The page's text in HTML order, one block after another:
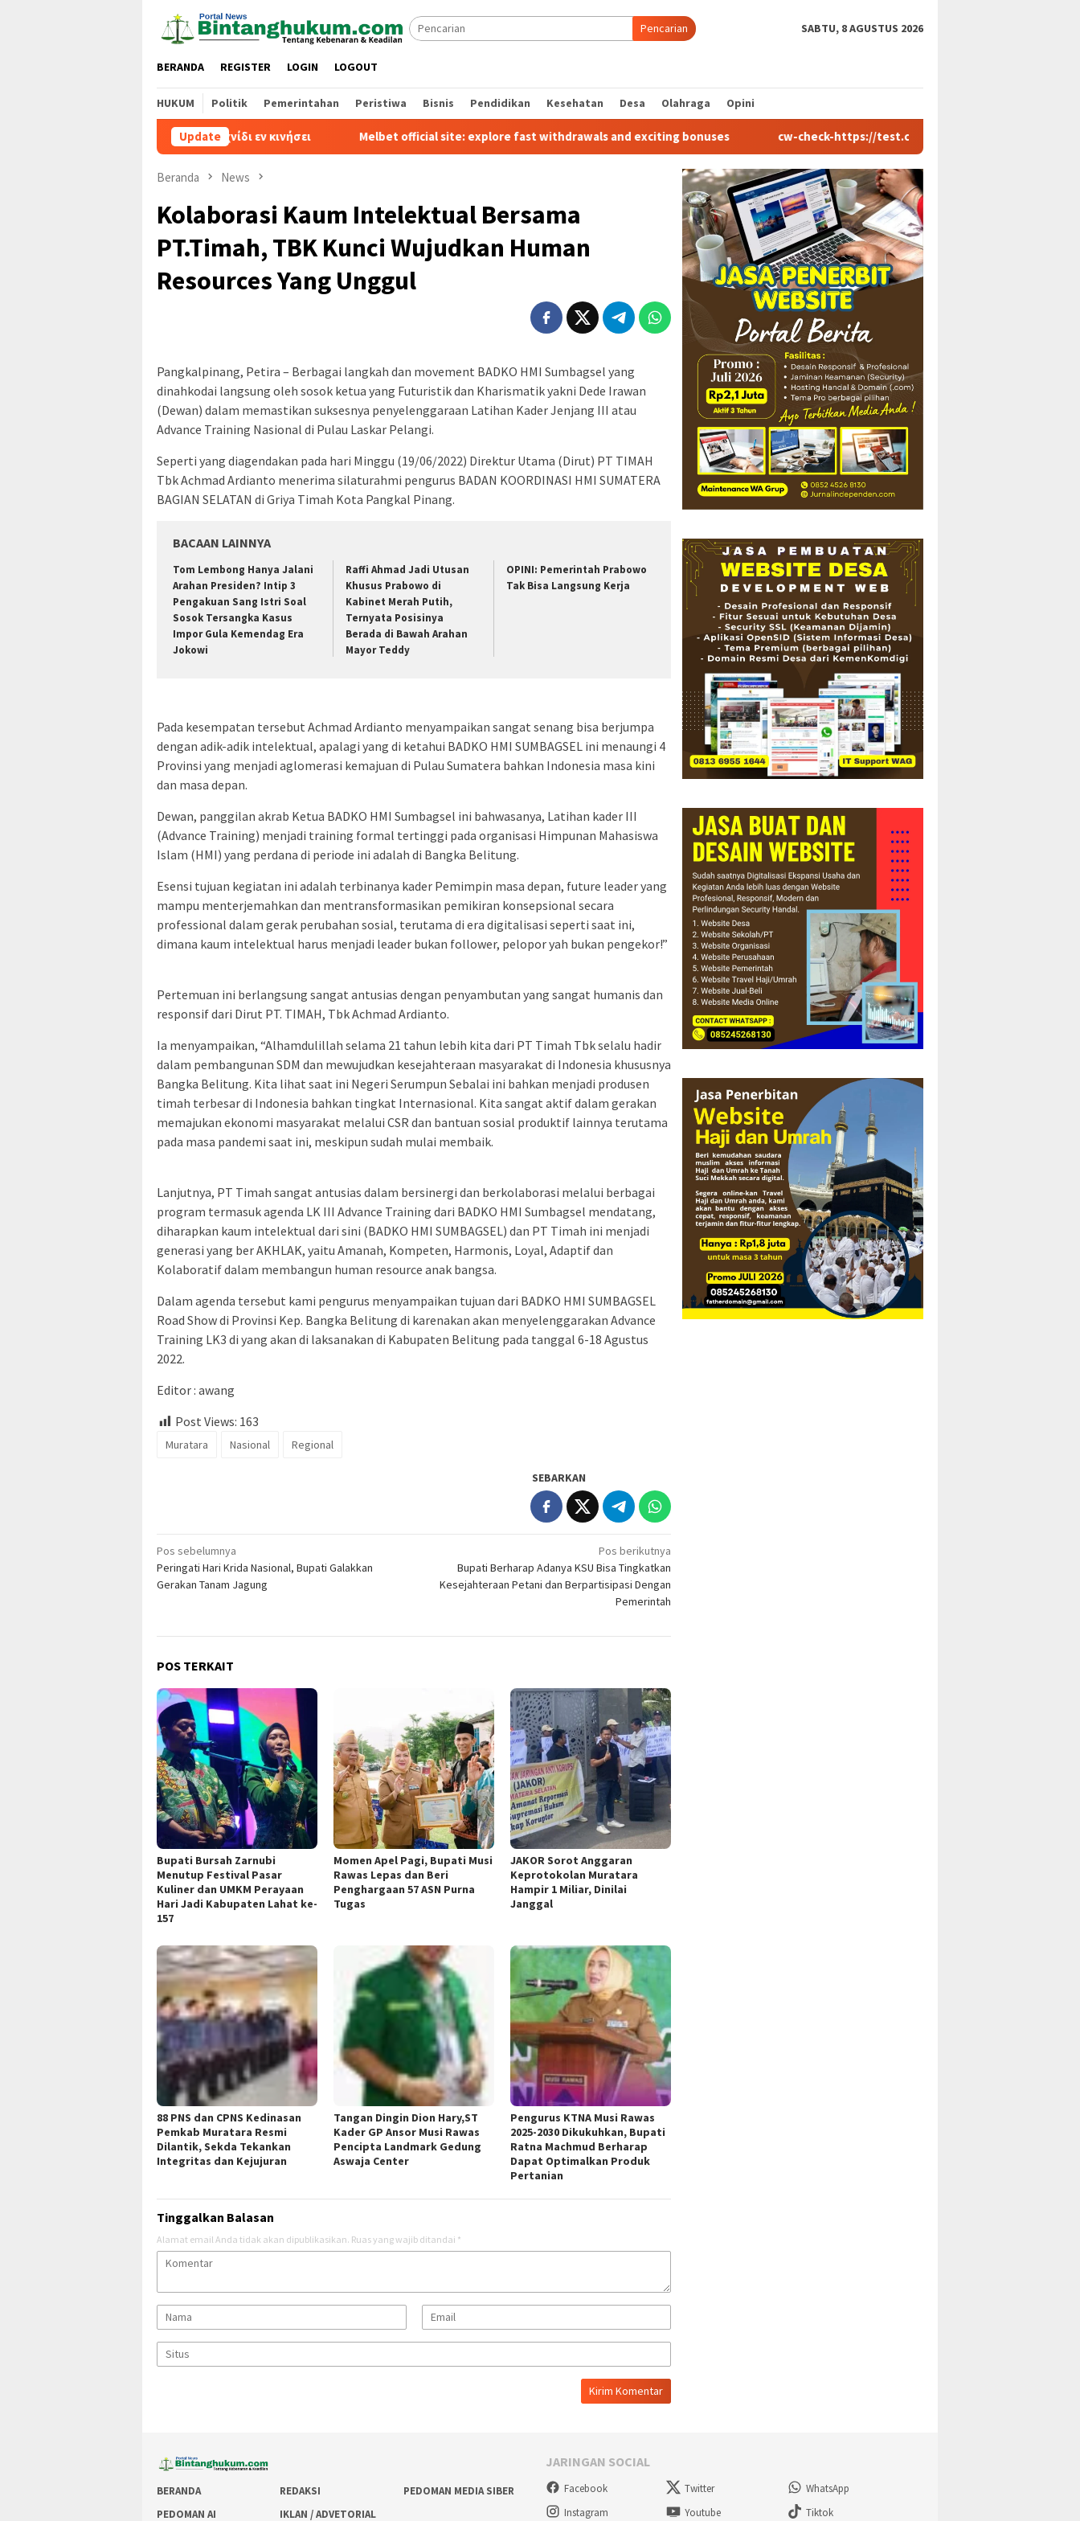
konten
Pencarian SABTU, 8 AGUSTUS 2026
BERANDA REGISTER LOGIN LOGOUT
HUKUM Politik Pemerintahan Peristiwa Bisnis Pendidikan Kesehatan Desa Olahraga Opini
Update
εύκολη πρόσβαση και παιχνίδι εν κινήσει Melbet official site: explore fast withdrawals and exciting bonuses cw-check-https://test.com/
Beranda News
Kolaborasi Kaum Intelektual Bersama
PT.Timah, TBK Kunci Wujudkan Human
Resources Yang Unggul
Pangkalpinang, Petira – Berbagai langkah dan movement BADKO HMI Sumbagsel yang
dinahkodai langsung oleh sosok ketua yang Futuristik dan Kharismatik yakni Dede Irawan
(Dewan) dalam memastikan suksesnya penyelenggaraan Latihan Kader Jenjang III atau
Advance Training Nasional di Pulau Laskar Pelangi.
Seperti yang diagendakan pada hari Minggu (19/06/2022) Direktur Utama (Dirut) PT TIMAH
Tbk Achmad Ardianto menerima silaturahmi pengurus BADAN KOORDINASI HMI SUMATERA
BAGIAN SELATAN di Griya Timah Kota Pangkal Pinang.
BACAAN LAINNYA
Tom Lembong Hanya Jalani
Arahan Presiden? Intip 3
Pengakuan Sang Istri Soal
Sosok Tersangka Kasus
Impor Gula Kemendag Era
Jokowi
Raffi Ahmad Jadi Utusan
Khusus Prabowo di
Kabinet Merah Putih,
Ternyata Posisinya
Berada di Bawah Arahan
Mayor Teddy
OPINI: Pemerintah Prabowo
Tak Bisa Langsung Kerja
Pada kesempatan tersebut Achmad Ardianto menyampaikan sangat senang bisa berjumpa
dengan adik-adik intelektual, apalagi yang di ketahui BADKO HMI SUMBAGSEL ini menaungi 4
Provinsi yang menjadi aglomerasi kemajuan di Pulau Sumatera bahkan Indonesia masa kini
dan masa depan.
Dewan, panggilan akrab Ketua BADKO HMI Sumbagsel ini bahwasanya, Latihan kader III
(Advance Training) menjadi training formal tertinggi pada organisasi Himpunan Mahasiswa
Islam (HMI) yang perdana di periode ini adalah di Bangka Belitung.
Esensi tujuan kegiatan ini adalah terbinanya kader Pemimpin masa depan, future leader yang
mampu menterjemahkan dan mentransformasikan pemikiran konsepsional secara
professional dalam gerak perubahan sosial, terutama di era digitalisasi seperti saat ini,
dimana kaum intelektual harus menjadi leader bukan follower, pelopor yah bukan pengekor!”
Pertemuan ini berlangsung sangat antusias dengan penyambutan yang sangat humanis dan
responsif dari Dirut PT. TIMAH, Tbk Achmad Ardianto.
Ia menyampaikan, “Alhamdulillah selama 21 tahun lebih kita dari PT Timah Tbk selalu hadir
dalam pembangunan SDM dan mewujudkan kesejahteraan masyarakat di Indonesia khususnya
Bangka Belitung. Kita lihat saat ini Negeri Serumpun Sebalai ini bahkan menjadi produsen
timah terbesar di Indonesia bahkan tingkat Internasional. Kita sangat aktif dalam gerakan
memajukan ekonomi masyarakat melalui CSR dan bantuan sosial produktif lainnya terutama
pada masa pandemi saat ini, meskipun sudah mulai membaik.
Lanjutnya, PT Timah sangat antusias dalam bersinergi dan berkolaborasi melalui berbagai
program termasuk agenda LK III Advance Training dari BADKO HMI Sumbagsel mendatang,
diharapkan kaum intelektual dari sini (BADKO HMI SUMBAGSEL) dan PT Timah ini menjadi
generasi yang ber AKHLAK, yaitu Amanah, Kompeten, Harmonis, Loyal, Adaptif dan
Kolaboratif dalam membangun human resource anak bangsa.
Dalam agenda tersebut kami pengurus menyampaikan tujuan dari BADKO HMI SUMBAGSEL
Road Show di Provinsi Kep. Bangka Belitung di karenakan akan menyelenggarakan Advance
Training LK3 di yang akan di laksanakan di Kabupaten Belitung pada tanggal 6-18 Agustus
2022.
Editor : awang
Post Views: 163
Muratara Nasional Regional
SEBARKAN
Navigasi
pos
Pos sebelumnya
Peringati Hari Krida Nasional, Bupati Galakkan
Gerakan Tanam Jagung
Pos berikutnya
Bupati Berharap Adanya KSU Bisa Tingkatkan
Kesejahteraan Petani dan Berpartisipasi Dengan
Pemerintah
POS TERKAIT
Bupati Bursah Zarnubi
Menutup Festival Pasar
Kuliner dan UMKM Perayaan
Hari Jadi Kabupaten Lahat ke-
157
Momen Apel Pagi, Bupati Musi
Rawas Lepas dan Beri
Penghargaan 57 ASN Purna
Tugas
JAKOR Sorot Anggaran
Keprotokolan Muratara
Hampir 1 Miliar, Dinilai
Janggal
88 PNS dan CPNS Kedinasan
Pemkab Muratara Resmi
Dilantik, Sekda Tekankan
Integritas dan Kejujuran
Tangan Dingin Dion Hary,ST
Kader GP Ansor Musi Rawas
Pencipta Landmark Gedung
Aswaja Center
Pengurus KTNA Musi Rawas
2025-2030 Dikukuhkan, Bupati
Ratna Machmud Berharap
Dapat Optimalkan Produk
Pertanian
Tinggalkan Balasan
Alamat email Anda tidak akan dipublikasikan. Ruas yang wajib ditandai *
BERANDA REDAKSI
PEDOMAN MEDIA SIBER
PEDOMAN AI
IKLAN / ADVETORIAL
JARINGAN SOCIAL
Facebook Twitter
WhatsApp
Instagram
Youtube Tiktok